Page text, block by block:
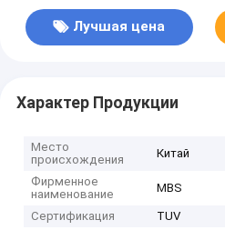
Лучшая цена
Характер Продукции
Место
происхождения
Китай
Фирменное
наименование
MBS
Сертификация
TUV